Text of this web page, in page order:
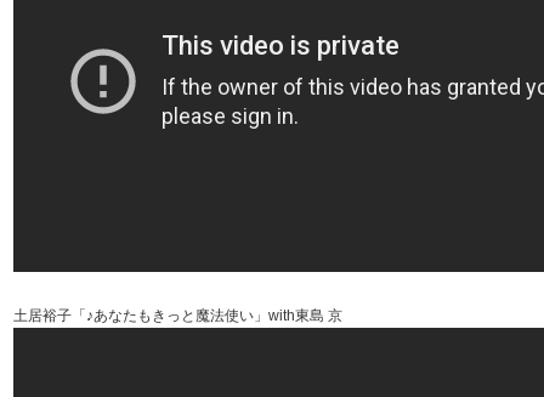
土居裕子「♪あなたもきっと魔法使い」with東島 京